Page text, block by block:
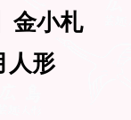
金小札
人形